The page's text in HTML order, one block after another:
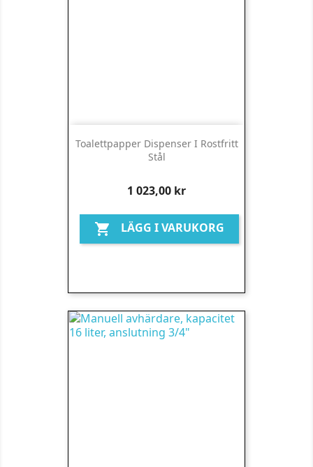
Toalettpapper Dispenser I Rostfritt
Stål
Pris
1 023,00 kr
 LÄGG I VARUKORG